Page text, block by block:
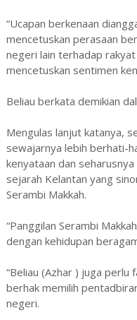
“Ucapan berkenaan
mencetuskan perasaan
negeri lain terhadap
mencetuskan sentimen
Beliau berkata demikian
Mengulas lanjut katanya,
sewajarnya lebih berhati-
kenyataan dan
sejarah Kelantan yang
Serambi Makkah.
“Panggilan Serambi
dengan kehidupan
“Beliau (Azhar ) juga perlu
berhak memilih
negeri.